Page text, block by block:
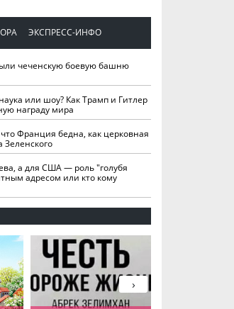
ЭКСПРЕСС-ИНФО
чеченскую боевую башню
или шоу? Как Трамп и Гитлер
награду мира
Франция бедна, как церковная
а для США — роль "голубя
адресом или кто кому
›